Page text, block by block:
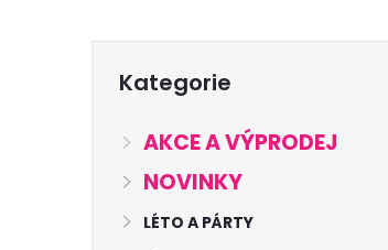
kategorie
Kategorie
AKCE A VÝPRODEJ
NOVINKY
LÉTO A PÁRTY